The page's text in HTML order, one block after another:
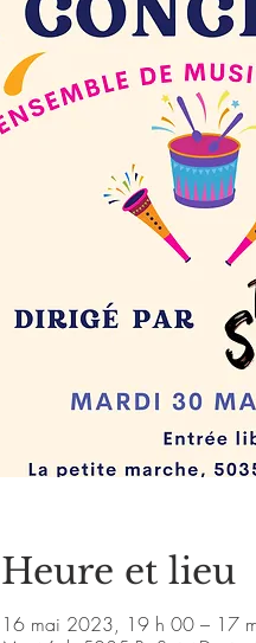
Heure et lieu
16 mai 2023, 19 h 00 – 17